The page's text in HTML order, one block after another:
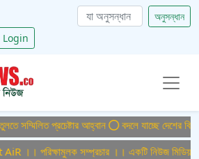
অনুসন্ধান
Login
প্রচেষ্টার আহ্বান বদলে যাচ্ছে দেশের বিমান
পরিক্ষামুলক সম্প্রচার ।। একটি নিউজ মিডিয়া